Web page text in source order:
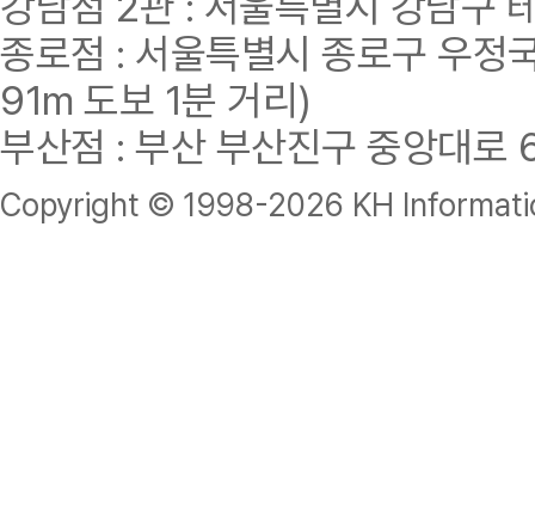
종로점 : 서울특별시 종로구 우
91m 도보 1분 거리)
부산점 : 부산 부산진구 중앙대
Copyright © 1998-2026 KH